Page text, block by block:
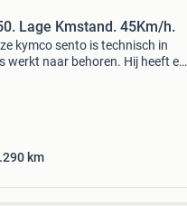
Lage Kmstand. 45Km/h.
kymco sento is technisch in
werkt naar behoren. Hij heeft een
km